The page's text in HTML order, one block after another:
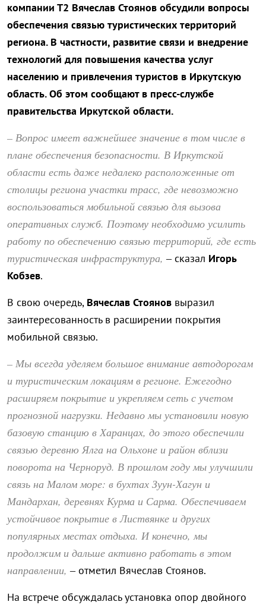
компании Т2 Вячеслав Стоянов обсудили вопросы
обеспечения связью туристических территорий
региона. В частности, развитие связи и внедрение
технологий для повышения качества услуг
населению и привлечения туристов в Иркутскую
область. Об этом сообщают в пресс-службе
правительства Иркутской области.
– Вопрос имеет важнейшее значение в том числе в
плане обеспечения безопасности. В Иркутской
области есть даже недалеко расположенные от
столицы региона участки трасс, где невозможно
воспользоваться мобильной связью для вызова
оперативных служб. Поэтому необходимо усилить
работу по обеспечению связью территорий, где есть
туристическая инфраструктура, – сказал Игорь
Кобзев.
В свою очередь, Вячеслав Стоянов выразил
заинтересованность в расширении покрытия
мобильной связью.
– Мы всегда уделяем большое внимание автодорогам
и туристическим локациям в регионе. Ежегодно
расширяем покрытие и укрепляем сеть с учетом
прогнозной нагрузки. Недавно мы установили новую
базовую станцию в Харанцах, до этого обеспечили
связью деревню Ялга на Ольхоне и район вблизи
поворота на Черноруд. В прошлом году мы улучшили
связь на Малом море: в бухтах Зуун-Хагун и
Мандархан, деревнях Курма и Сарма. Обеспечиваем
устойчивое покрытие в Листвянке и других
популярных местах отдыха. И конечно, мы
продолжим и дальше активно работать в этом
направлении, – отметил Вячеслав Стоянов.
На встрече обсуждалась установка опор двойного